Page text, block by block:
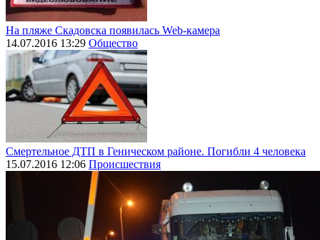
На пляже Скадовска появилась Web-камера
14.07.2016 13:29 Общество
Смертельное ДТП в Геническом районе. Погибли 4 человека
15.07.2016 12:06 Происшествия